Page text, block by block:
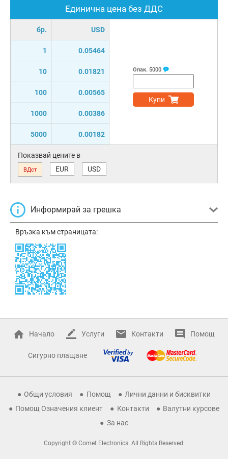
Единична цена без ДДС
бр. USD
1 0.05464
10 0.01821
100 0.00565
1000 0.00386
5000 0.00182
Опак. 5000
Купи
Показвай цените в
ВДст EUR USD
Информирай за грешка
Връзка към страницата:
Начало Услуги Контакти Помощ
Сигурно плащане
Общи условия Помощ
Лични данни и бисквитки
Помощ Означения клиент
Контакти
Валутни курсове
За нас
Copyright © Comet Electronics. All Rights Reserved.